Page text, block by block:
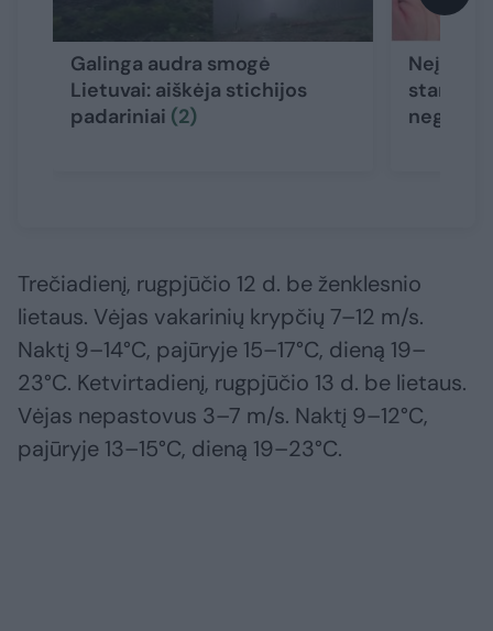
Galinga audra smogė
Lietuvai: aiškėja stichijos
padariniai (2)
stambi
Trečiadienį, rugpjūčio 12 d. be ženklesnio
lietaus. Vėjas vakarinių krypčių 7–12 m/s.
Naktį 9–14°C, pajūryje 15–17°C, dieną 19–
23°C. Ketvirtadienį, rugpjūčio 13 d. be lietaus.
Vėjas nepastovus 3–7 m/s. Naktį 9–12°C,
pajūryje 13–15°C, dieną 19–23°C.